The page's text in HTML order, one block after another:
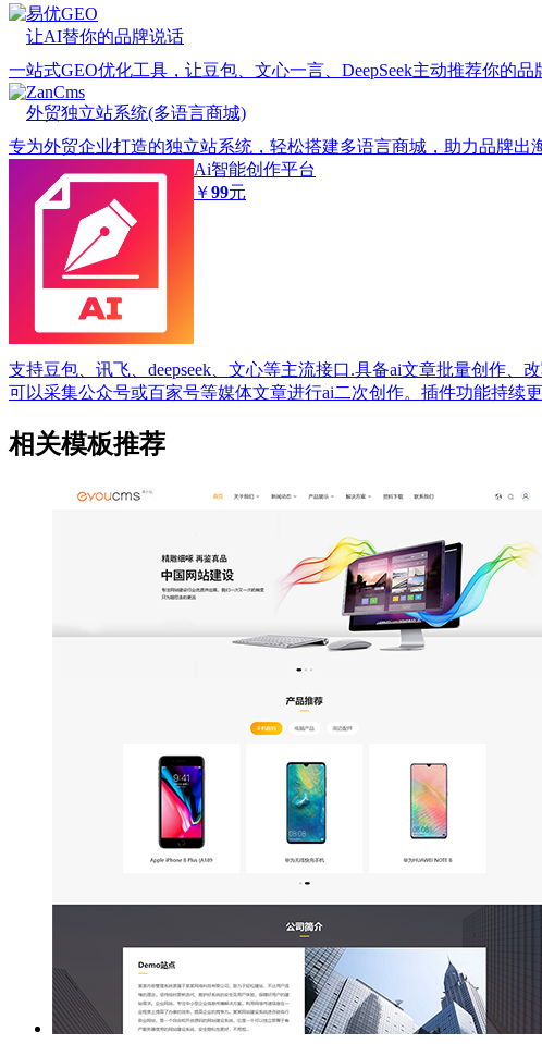
易优GEO
让AI替你的品牌说话
一站式GEO优化工具，让豆包、文心一言、DeepSeek主动推荐你的品
ZanCms
外贸独立站系统(多语言商城)
专为外贸企业打造的独立站系统，轻松搭建多语言商城，助力品牌出
Ai智能创作平台
￥99元
支持豆包、讯飞、deepseek、文心等主流接口.具备ai文章批量创作、
可以采集公众号或百家号等媒体文章进行ai二次创作。插件功能持续
相关模板推荐